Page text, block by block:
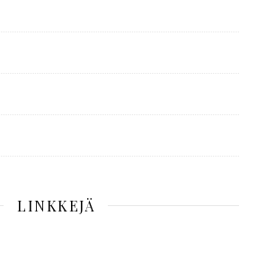
LINKKEJÄ